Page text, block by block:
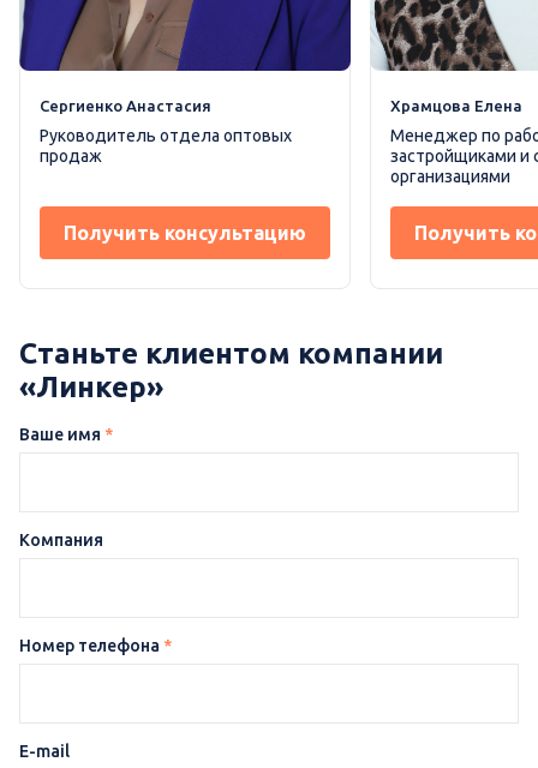
Сергиенко Анастасия
Руководитель отдела оптовых
продаж
Получить консультацию
Храмцова Елена
Менеджер по
застройщиками и
организациями
Получить
Станьте клиентом компании
«Линкер»
Ваше имя *
Компания
Номер телефона *
E-mail